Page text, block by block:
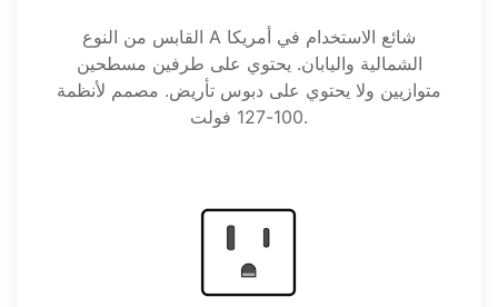
القابس من النوع A شائع الاستخدام في أمريكا
الشمالية واليابان. يحتوي على طرفين مسطحين
متوازيين ولا يحتوي على دبوس تأريض. مصمم لأنظمة
100-127 فولت.